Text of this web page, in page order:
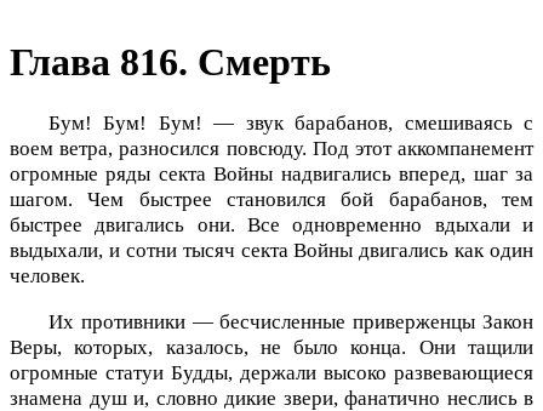
Глава 816. Смерть
Бум! Бум! Бум! — звук барабанов, смешиваясь с
воем ветра, разносился повсюду. Под этот аккомпанемент
огромные ряды секта Войны надвигались вперед, шаг за
шагом. Чем быстрее становился бой барабанов, тем
быстрее двигались они. Все одновременно вдыхали и
выдыхали, и сотни тысяч секта Войны двигались как один
человек.
Их противники — бесчисленные приверженцы Закон
Веры, которых, казалось, не было конца. Они тащили
огромные статуи Будды, держали высоко развевающиеся
знамена душ и, словно дикие звери, фанатично неслись в